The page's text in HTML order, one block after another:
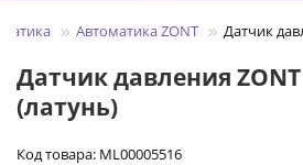
Автоматика ZONT Датчик
Датчик давления
(латунь)
Код товара: ML00005516